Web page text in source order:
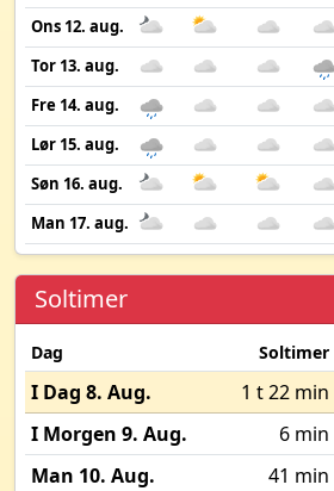
Ons 12. aug.
Tor 13. aug.
Fre 14. aug.
Lør 15. aug.
Søn 16. aug.
Man 17. aug.
Soltimer
Dag Soltimer
I Dag 8. Aug. 1 t 22 min
I Morgen 9. Aug.
6 min
Man 10. Aug.
41 min